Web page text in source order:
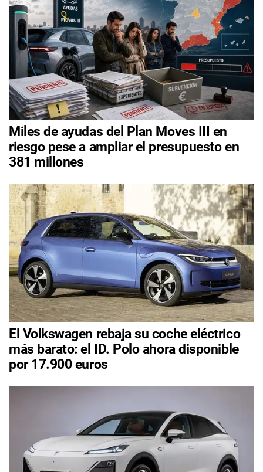
Miles de ayudas del Plan Moves III en
riesgo pese a ampliar el presupuesto en
381 millones
El Volkswagen rebaja su coche eléctrico
más barato: el ID. Polo ahora disponible
por 17.900 euros